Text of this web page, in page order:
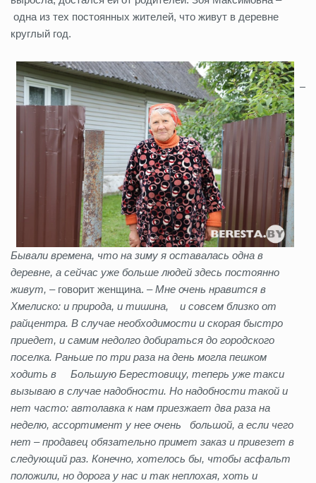
одна из тех постоянных жителей, что живут в деревне
круглый год.
–
Бывали времена, что на зиму я оставалась одна в
деревне, а сейчас уже больше людей здесь постоянно
живут, – говорит женщина. –Мне очень нравится в
Хмелиско: и природа, и тишина, и совсем близко от
райцентра. В случае необходимости и скорая быстро
приедет, и самим недолго добираться до городского
поселка. Раньше по три раза на день могла пешком
ходить в Большую Берестовицу, теперь уже такси
вызываю в случае надобности. Но надобности такой и
нет часто: автолавка к нам приезжает два раза на
неделю, ассортимент у нее очень большой, а если чего
нет – продавец обязательно примет заказ и привезет в
следующий раз. Конечно, хотелось бы, чтобы асфальт
положили, но дорога у нас и так неплохая, хоть и